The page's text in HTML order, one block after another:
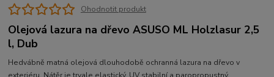
Ohodnotit produkt
Olejová lazura na dřevo ASUSO ML Holzlasur 2,5
l, Dub
Hedvábně matná olejová dlouhodobě ochranná lazura na dřevo v